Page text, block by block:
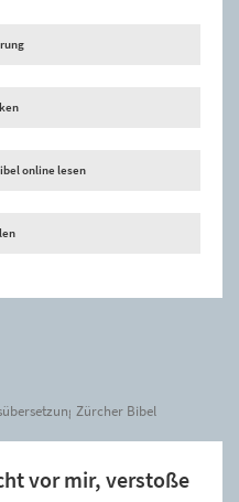
online lesen
Zürcher Bibel
vor mir, verstoße